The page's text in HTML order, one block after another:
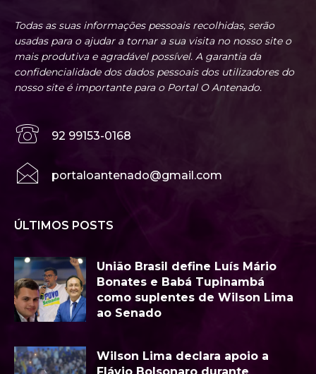
Todas as suas informações pessoais recolhidas, serão
usadas para o ajudar a tornar a sua visita no nosso site o
mais produtiva e agradável possível. A garantia da
confidencialidade dos dados pessoais dos utilizadores do
nosso site é importante para o Portal O Antenado.
92 99153-0168
portaloantenado@gmail.com
ÚLTIMOS POSTS
União Brasil define Luís Mário
Bonates e Babá Tupinambá
como suplentes de Wilson Lima
ao Senado
Wilson Lima declara apoio a